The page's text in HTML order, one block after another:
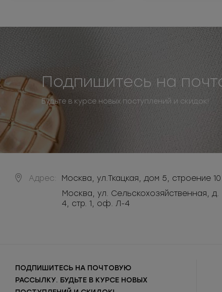
Подпишитесь на
Будьте в курсе новых поступлений и скидок!
Адрес: Москва, ул.Ткацкая, дом 5, строение 10
Москва, ул. Сельскохозяйственная, д.
4, стр. 1, оф. Л-4
ПОДПИШИТЕСЬ НА ПОЧТОВУЮ
РАССЫЛКУ. БУДЬТЕ В КУРСЕ НОВЫХ